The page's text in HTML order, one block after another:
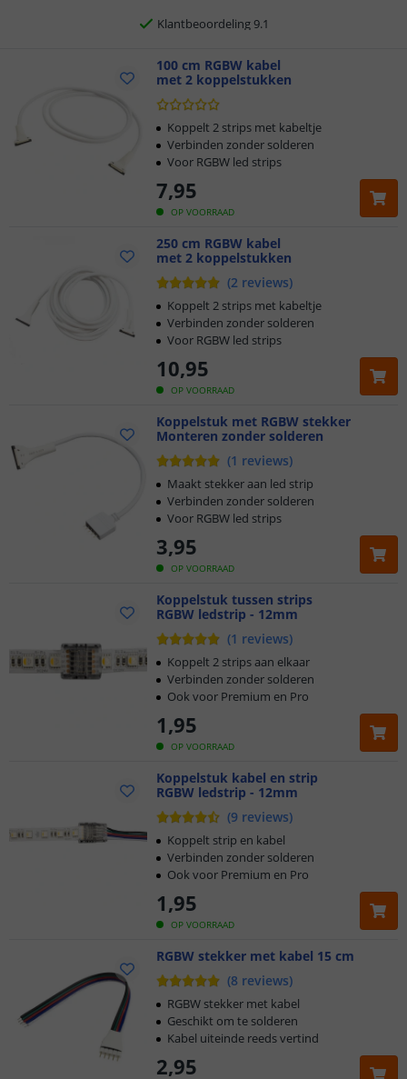
Klantbeoordeling 9.1
Voor 23:45 uur besteld,morgen in huis
100 cm RGBW kabel
met 2 koppelstukken
OP VOORRAAD
7,95
Koppelt 2 strips met kabeltje
Verbinden zonder solderen
Voor RGBW led strips
250 cm RGBW kabel
met 2 koppelstukken
(2 reviews)
OP VOORRAAD
10,95
Koppelt 2 strips met kabeltje
Verbinden zonder solderen
Voor RGBW led strips
Koppelstuk met RGBW stekker
Monteren zonder solderen
(1 reviews)
OP VOORRAAD
3,95
Maakt stekker aan led strip
Verbinden zonder solderen
Voor RGBW led strips
Koppelstuk tussen strips
RGBW ledstrip - 12mm
(1 reviews)
OP VOORRAAD
1,95
Koppelt 2 strips aan elkaar
Verbinden zonder solderen
Ook voor Premium en Pro
Koppelstuk kabel en strip
RGBW ledstrip - 12mm
(9 reviews)
OP VOORRAAD
1,95
Koppelt strip en kabel
Verbinden zonder solderen
Ook voor Premium en Pro
RGBW stekker met kabel 15 cm
(8 reviews)
2,95
RGBW stekker met kabel
Geschikt om te solderen
Kabel uiteinde reeds vertind